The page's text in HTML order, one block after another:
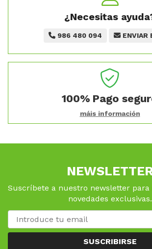
¿Necesitas
986 480 094 ENVIAR
100% Pago
máis información
Suscríbete a nuestro newsletter
novedades exclusivas.
SUSCRIBIRSE